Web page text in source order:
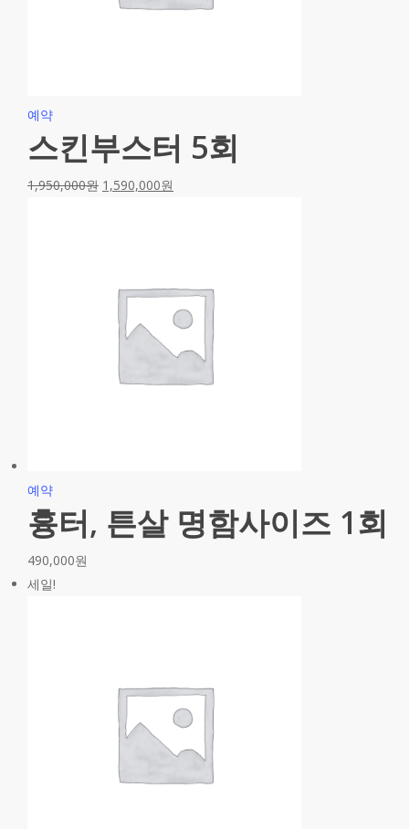
예약
스킨부스터 5회
1,950,000원 1,590,000원
예약
흉터, 튼살 명함사이즈 1회
490,000원
세일!